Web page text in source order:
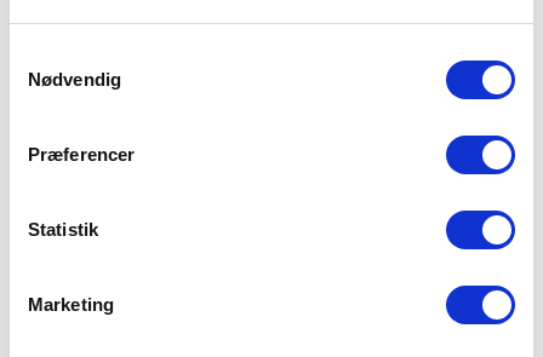
Nødvendig
Præferencer
Statistik
Marketing
Bruschetta m. ristede